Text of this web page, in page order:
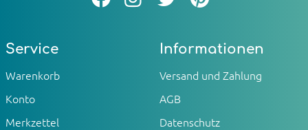
Service
Warenkorb
Konto
Merkzettel
Informationen
Versand und Zahlung
AGB
Datenschutz